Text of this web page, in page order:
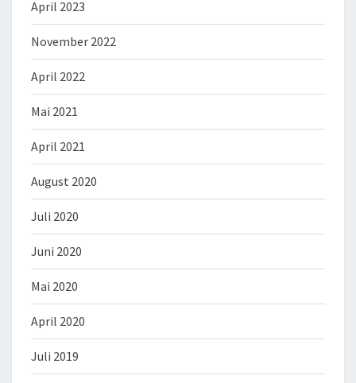
April 2023
November 2022
April 2022
Mai 2021
April 2021
August 2020
Juli 2020
Juni 2020
Mai 2020
April 2020
Juli 2019